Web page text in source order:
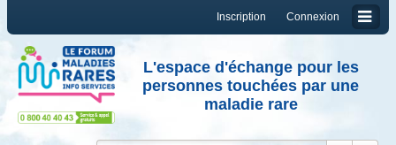
Connexion
Inscription
L'espace d'échange pour les
personnes touchées par une
maladie rare